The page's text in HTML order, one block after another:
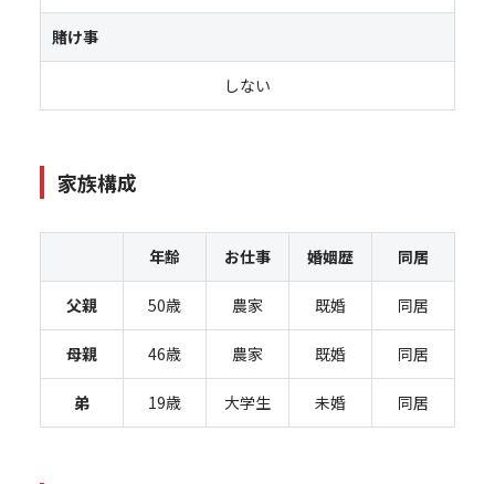
賭け事
しない
家族構成
年齢 お仕事 婚姻歴 同居
父親 50歳 農家 既婚 同居
母親 46歳 農家 既婚 同居
弟 19歳 大学生 未婚 同居